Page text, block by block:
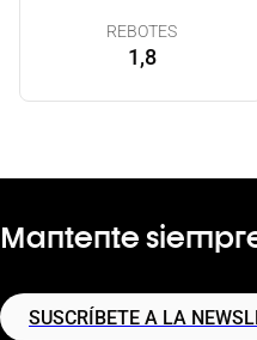
REBOTES
1,8
Mantente
SUSCRÍBETE A LA